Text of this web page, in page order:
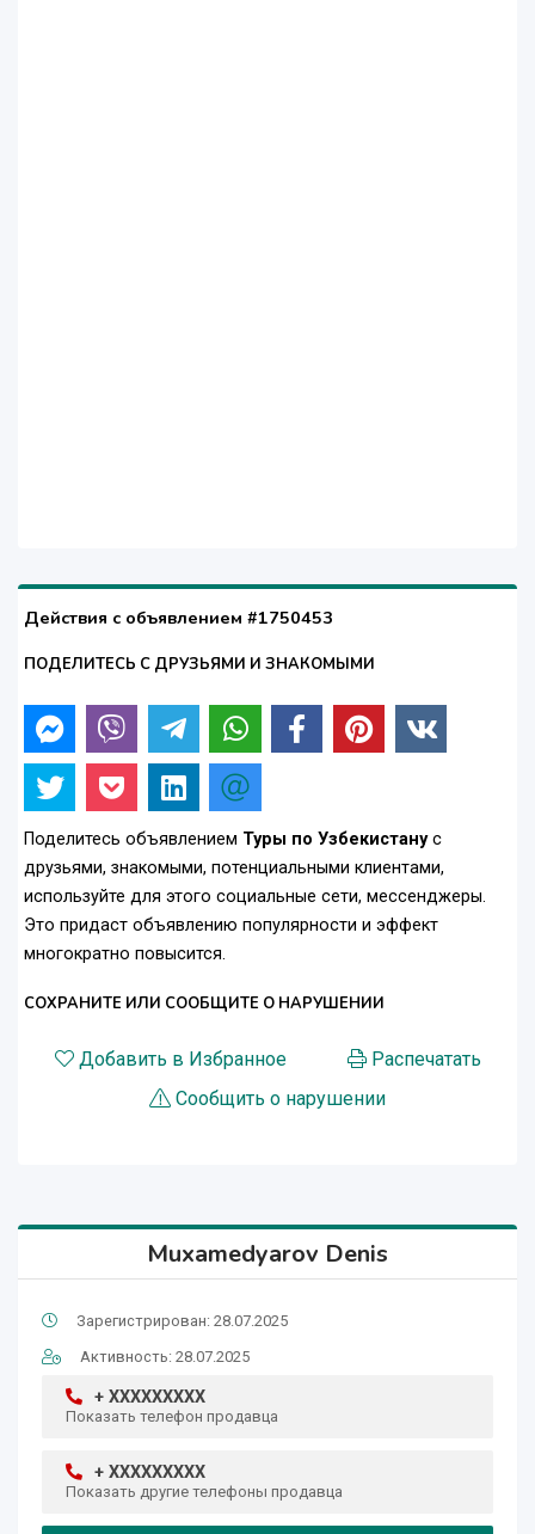
Действия с объявлением #1750453
ПОДЕЛИТЕСЬ С ДРУЗЬЯМИ И ЗНАКОМЫМИ
Поделитесь объявлением Туры по Узбекистанус
друзьями, знакомыми, потенциальными клиентами,
используйте для этого социальные сети, мессенджеры.
Это придаст объявлению популярности и эффект
многократно повысится.
СОХРАНИТЕ ИЛИ СООБЩИТЕ О НАРУШЕНИИ
Добавить в Избранное
Распечатать
Сообщить о нарушении
Muxamedyarov Denis
Зарегистрирован: 28.07.2025
Активность: 28.07.2025
+ XXXXXXXXX
Показать телефон продавца
+ XXXXXXXXX
Показать другие телефоны продавца